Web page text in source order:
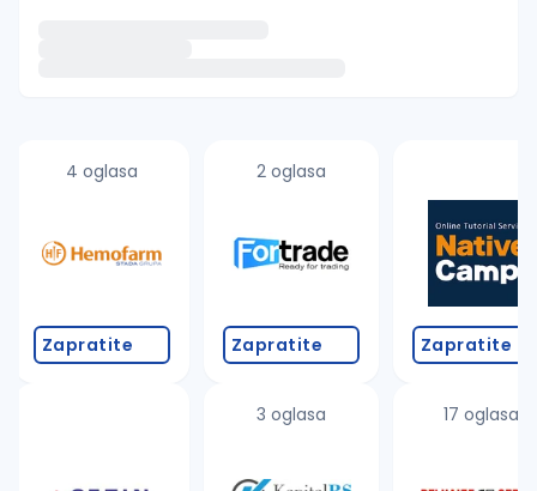
proverite pravopisne greške (koristite č, ć, š, đ,
promenite odabrane filtere pretrage
4 oglasa
Zapratite
2 oglasa
Zapratite
3 oglasa
Zapratite
17 oglasa